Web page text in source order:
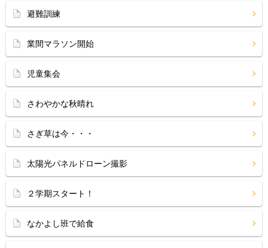
避難訓練
業間マラソン開始
児童集会
さわやかな秋晴れ
さぎ草は今・・・
太陽光パネルドローン撮影
２学期スタート！
なかよし班で給食